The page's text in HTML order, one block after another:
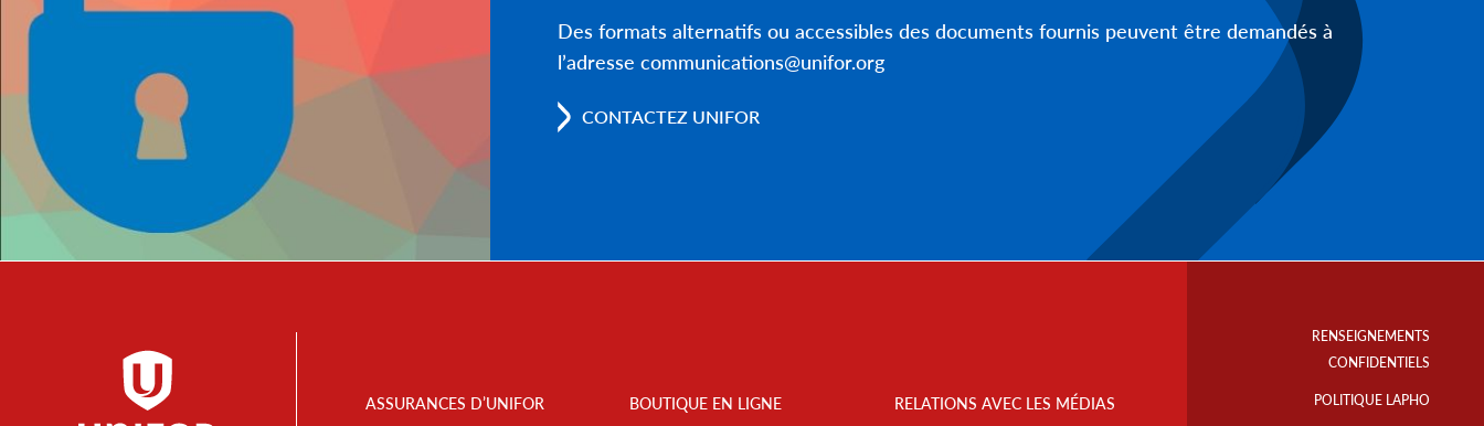
Des formats alternatifs ou accessibles des documents fournis peuvent être demandés à
l’adresse communications@unifor.org
CONTACTEZ UNIFOR
Menu
ASSURANCES D’UNIFOR BOUTIQUE EN LIGNE RELATIONS AVEC LES MÉDIAS
RENSEIGNEMENTS
CONFIDENTIELS
POLITIQUE LAPHO